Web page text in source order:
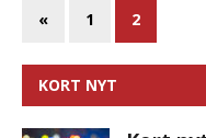
« 1 2
KORT NYT